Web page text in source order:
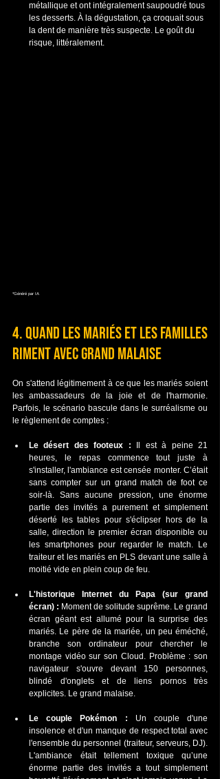
métallique et ont intégralement saupoudré tous
les desserts. À la dégustation, ça croquait sous
la dent de manière très suspecte. Le goût du
risque, littéralement.
*Généré par IA
4. Quand les mariés et les familles
riment avec grand malaise
On s'attend légitimement à ce que les mariés soient
les ambassadeurs de la joie et de l'harmonie.
Parfois, le scénario bascule dans le surréalisme ou
le règlement de comptes :
Le désert des footeux : Il est à peine 21
heures, le repas commence tout juste à
s'installer, l'ambiance est censée monter. C’était
sans compter sur un grand match de foot ce
soir-là. Sans aucune pression, une énorme
partie des invités a purement et simplement
déserté les tables pour s'éclipser hors de la
salle, direction le premier écran disponible ou
les smartphones pour regarder le match. Le
traiteur et les mariés en PLS devant une salle à
moitié vide en plein coup de feu.
L'historique Internet du Papa (sur grand
écran) : Moment de solitude suprême. Le grand
écran géant est allumé pour la surprise des
mariés. Le père de la mariée, un peu éméché,
branche son ordinateur pour chercher le
montage vidéo sur son Cloud. Problème : son
navigateur s'ouvre devant 150 personnes,
blindé d'onglets et de liens pornos très
explicites. Le grand malaise.
Le couple Pokémon : Un couple d'une
insolence et d'un manque de respect total avec
l'ensemble du personnel (traiteur, serveurs, DJ).
L'ambiance était tellement toxique qu’une
énorme partie des invités a tout simplement